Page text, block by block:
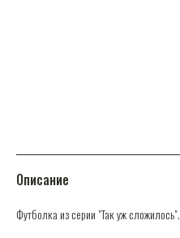
Описание
Футболка из серии "Так уж сложилось".